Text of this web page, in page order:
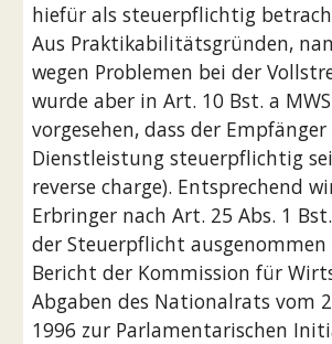
hiefür als steuerpflichtig
Aus Praktikabilitätsgründen,
wegen Problemen bei der
wurde aber in Art. 10 Bst. a
vorgesehen, dass der
Dienstleistung steuerpflichtig
reverse charge). Entsprechend
Erbringer nach Art. 25 Abs. 1
der Steuerpflicht ausgenommen
Bericht der Kommission für
Abgaben des Nationalrats vom
1996 zur Parlamentarischen